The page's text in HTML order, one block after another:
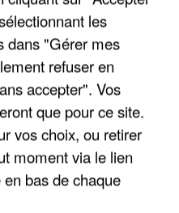
LES REFUGES
les
dans "Gérer mes
refuser en
accepter". Vos
que pour ce site.
vos choix, ou retirer
moment via le lien
bas de chaque